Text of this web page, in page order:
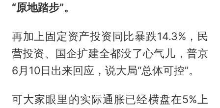
“原地踏步”。
再加上固定资产投资同比暴跌14.3%，民
营投资、国企扩建全都没了心气儿，普京
6月10日出来回应，说大局“总体可控”。
可大家眼里的实际通胀已经横盘在5%上